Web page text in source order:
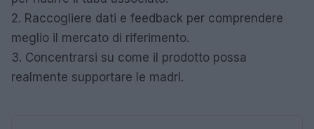
2. Raccogliere dati e feedback per comprendere
meglio il mercato di riferimento.
3. Concentrarsi su come il prodotto possa
realmente supportare le madri.